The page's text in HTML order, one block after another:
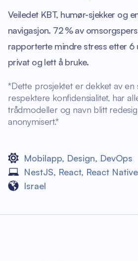
Veiledet KBT, humør-sjekker og
navigasjon. 72 % av
rapporterte mindre stress etter 6
privat og lett å bruke.
*Dette prosjektet er dekket av en
respektere konfidensialitet, har
trådmodeller og navn blitt
anonymisert.*
Mobilapp, Design, DevOps
NestJS, React, React Native
Israel